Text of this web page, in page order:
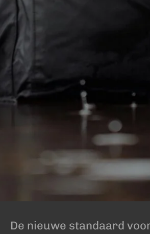
De nieuwe standaard